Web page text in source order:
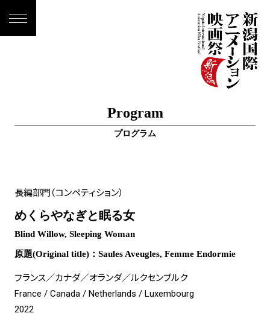
Program
プログラム
長編部門（コンペティション）
めくらやなぎと眠る女
Blind Willow, Sleeping Woman
原題(Original title)：Saules Aveugles, Femme Endormie
フランス／カナダ／オランダ／ルクセンブルク
France / Canada / Netherlands / Luxembourg
2022